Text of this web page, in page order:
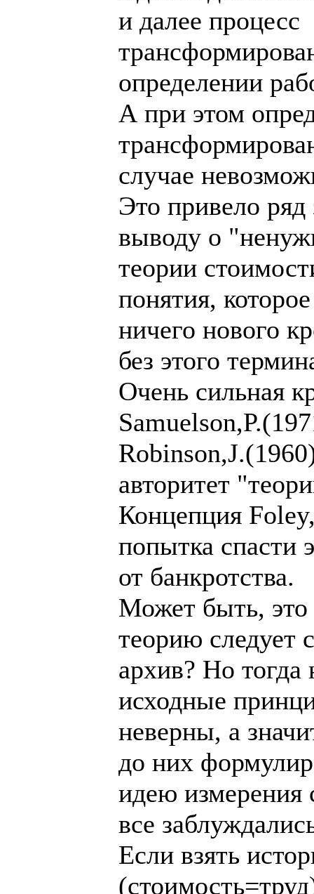
и далее процесс
определении
А при этом
случае
Это привело
выводу о
теории
понятия,
ничего нового
без этого
Очень сильная
авторитет
Концепция
попытка спасти
от банкротства.
Может быть, это
теорию следует
архив? Но тогда
исходные
неверны, а
до них
идею измерения
все
Если взять